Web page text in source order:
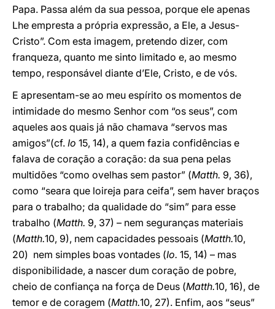
Papa. Passa além da sua pessoa, porque ele apenas
Lhe empresta a própria expressão, a Ele, a Jesus-
Cristo”. Com esta imagem, pretendo dizer, com
franqueza, quanto me sinto limitado e, ao mesmo
tempo, responsável diante d’Ele, Cristo, e de vós.
E apresentam-se ao meu espírito os momentos de
intimidade do mesmo Senhor com “os seus”, com
aqueles aos quais já não chamava “servos mas
amigos”(cf. Io 15, 14), a quem fazia confidências e
falava de coração a coração: da sua pena pelas
multidões “como ovelhas sem pastor” (Matth. 9, 36),
como “seara que loireja para ceifa”, sem haver braços
para o trabalho; da qualidade do “sim” para esse
trabalho (Matth. 9, 37) – nem seguranças materiais
(Matth.10, 9), nem capacidades pessoais (Matth.10,
20) nem simples boas vontades (Io. 15, 14) – mas
disponibilidade, a nascer dum coração de pobre,
cheio de confiança na força de Deus (Matth.10, 16), de
temor e de coragem (Matth.10, 27). Enfim, aos “seus”